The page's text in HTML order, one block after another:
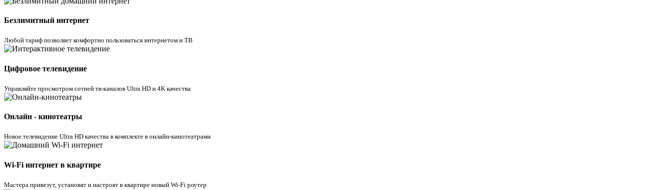
Безлимитный интернет
Любой тариф позволяет комфортно пользоваться интернетом и ТВ
Цифровое телевидение
Управляйте просмотром cотней тв-каналов Ultra HD и 4K качества
Онлайн - кинотеатры
Новое телевидение Ultra HD качества в комплекте в онлайн-кинотеатрами
Wi-Fi интернет в квартире
Мастера привезут, установят и настроят в квартире новый Wi-Fi роутер